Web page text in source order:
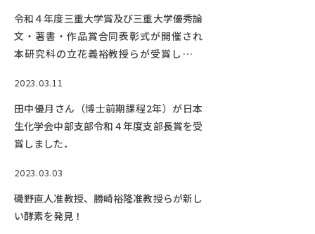
令和４年度三重大学賞及び三重大学優秀論
文・著書・作品賞合同表彰式が開催され
本研究科の立花義裕教授らが受賞しまし
2023.03.11
田中優月さん（博士前期課程2年）が日本
生化学会中部支部令和 4 年度支部長賞を受
賞しました．
2023.03.03
磯野直人准教授、勝崎裕隆准教授らが新し
い酵素を発見！